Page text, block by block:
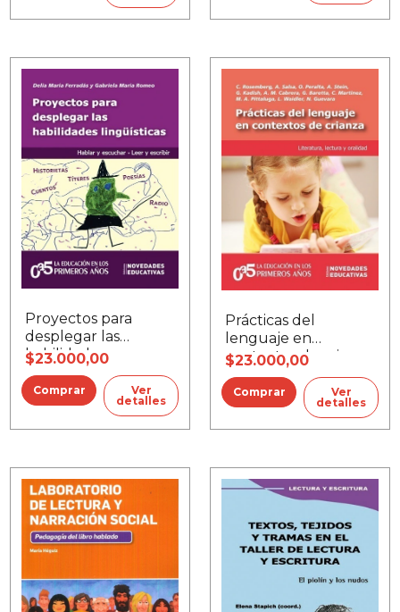
Proyectos para
desplegar las
habilidades
lingüisticas
$23.000,00
Ver
detalles
Prácticas del
lenguaje en
contextos de crianza
$23.000,00
Ver
detalles